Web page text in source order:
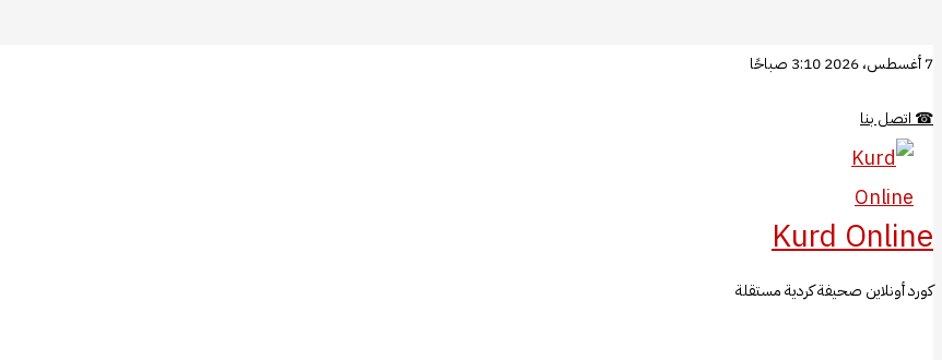
تخطي
المحتوى
7 أغسطس، 2026 3:10 صباحًا
☎ اتصل بنا
Kurd Online
كورد أونلاين صحيفة كردية مستقلة